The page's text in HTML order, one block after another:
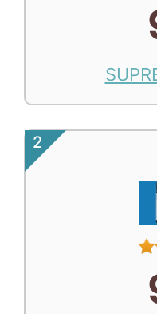
2